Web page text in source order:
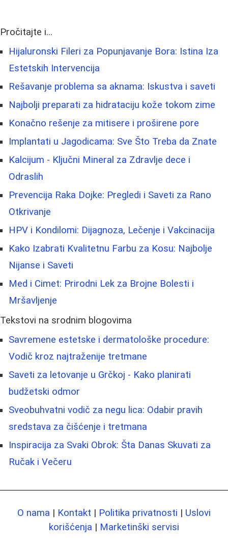
Pročitajte i...
Hijaluronski Fileri za Popunjavanje Bora: Istina Iza
Estetskih Intervencija
Rešavanje problema sa aknama: Iskustva i saveti
Najbolji preparati za hidrataciju kože tokom zime
Konačno rešenje za mitisere i proširene pore
Implantati u Jagodicama: Sve Što Treba da Znate
Kalcijum - Ključni Mineral za Zdravlje dece i
Odraslih
Prevencija Raka Dojke: Pregledi i Saveti za Rano
Otkrivanje
HPV i Kondilomi: Dijagnoza, Lečenje i Vakcinacija
Kako Izabrati Kvalitetnu Farbu za Kosu: Najbolje
Nijanse i Saveti
Med i Cimet: Prirodni Lek za Brojne Bolesti i
Mršavljenje
Tekstovi na srodnim blogovima
Savremene estetske i dermatološke procedure:
Vodič kroz najtraženije tretmane
Saveti za letovanje u Grčkoj - Kako planirati
budžetski odmor
Sveobuhvatni vodič za negu lica: Odabir pravih
sredstava za čišćenje i tretmana
Inspiracija za Svaki Obrok: Šta Danas Skuvati za
Ručak i Večeru
O nama | Kontakt | Politika privatnosti | Uslovi
korišćenja | Marketinški servisi